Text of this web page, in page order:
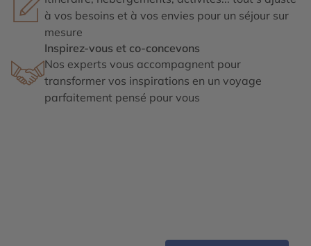
à vos besoins et à vos envies pour un séjour sur
mesure
Inspirez-vous et co-concevons
Nos experts vous accompagnent pour
transformer vos inspirations en un voyage
parfaitement pensé pour vous